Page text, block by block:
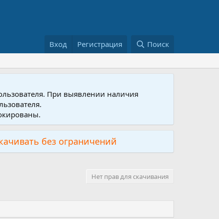
Вход Регистрация Поиск
При выявлении наличия
без ограничений
Нет прав для скачивания